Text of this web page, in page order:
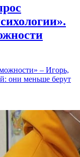
– Игорь,
они меньше берут